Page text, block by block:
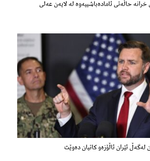
حاڵه‌تی ئاماده‌باشییه‌وه‌ لە لایەن عەلی
لەگەڵ ئێران ئاڵۆزەو کاتیان دەوێت